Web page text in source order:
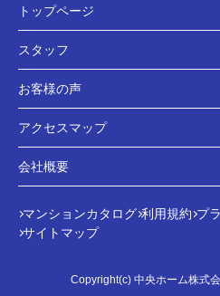
トップページ
スタッフ
お客様の声
アクセスマップ
会社概要
マンションカタログ 利用規約 プ
サイトマップ
Copyright(c) 中央ホーム株式